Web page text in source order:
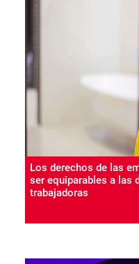
Los derechos de las
ser equiparables a las
trabajadoras